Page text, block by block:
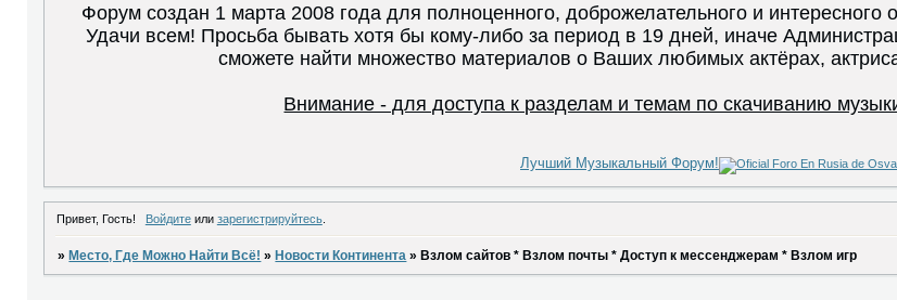
Форум создан 1 марта 2008 года для полноценного, доброжелательного и
Удачи всем! Просьба бывать хотя бы кому-либо за период в 19 дней, иначе
сможете найти множество материалов о Ваших любимых актёрах,
Внимание - для доступа к разделам и темам по скачиванию
Лучший Музыкальный Форум!
Привет, Гость! Войдитеили зарегистрируйтесь.
»Место, Где Можно Найти Всё! »Новости Континента »Взлом сайтов * Взлом почты * Доступ к мессенджерам * Взлом игр